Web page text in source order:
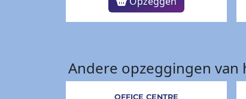
Andere opzeggingen van
OFFICE CENTRE